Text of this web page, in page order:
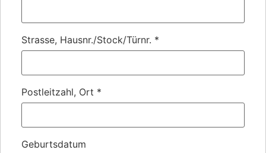
Strasse, Hausnr./Stock/Türnr. *
Postleitzahl, Ort *
Geburtsdatum